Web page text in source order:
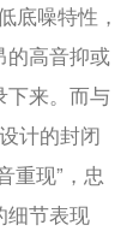
底噪特性，
高音抑或
下来。而与
计的封闭
重现”，忠
细节表现